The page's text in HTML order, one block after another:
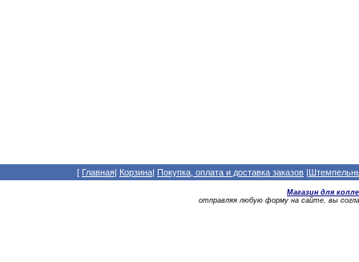
[ Главная| Корзина| Покупка, оплата и доставка заказов |
Магазин для
отправляя любую форму на сайте, вы